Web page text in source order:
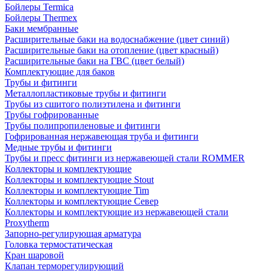
Бойлеры Termica
Бойлеры Thermex
Баки мембранные
Расширительные баки на водоснабжение (цвет синий)
Расширительные баки на отопление (цвет красный)
Расширительные баки на ГВС (цвет белый)
Комплектующие для баков
Трубы и фитинги
Металлопластиковые трубы и фитинги
Трубы из сшитого полиэтилена и фитинги
Трубы гофрированные
Трубы полипропиленовые и фитинги
Гофрированная нержавеющая труба и фитинги
Медные трубы и фитинги
Трубы и пресс фитинги из нержавеющей стали ROMMER
Коллекторы и комплектующие
Коллекторы и комплектующие Stout
Коллекторы и комплектующие Tim
Коллекторы и комплектующие Север
Коллекторы и комплектующие из нержавеющей стали
Proxytherm
Запорно-регулирующая арматура
Головка термостатическая
Кран шаровой
Клапан терморегулирующий